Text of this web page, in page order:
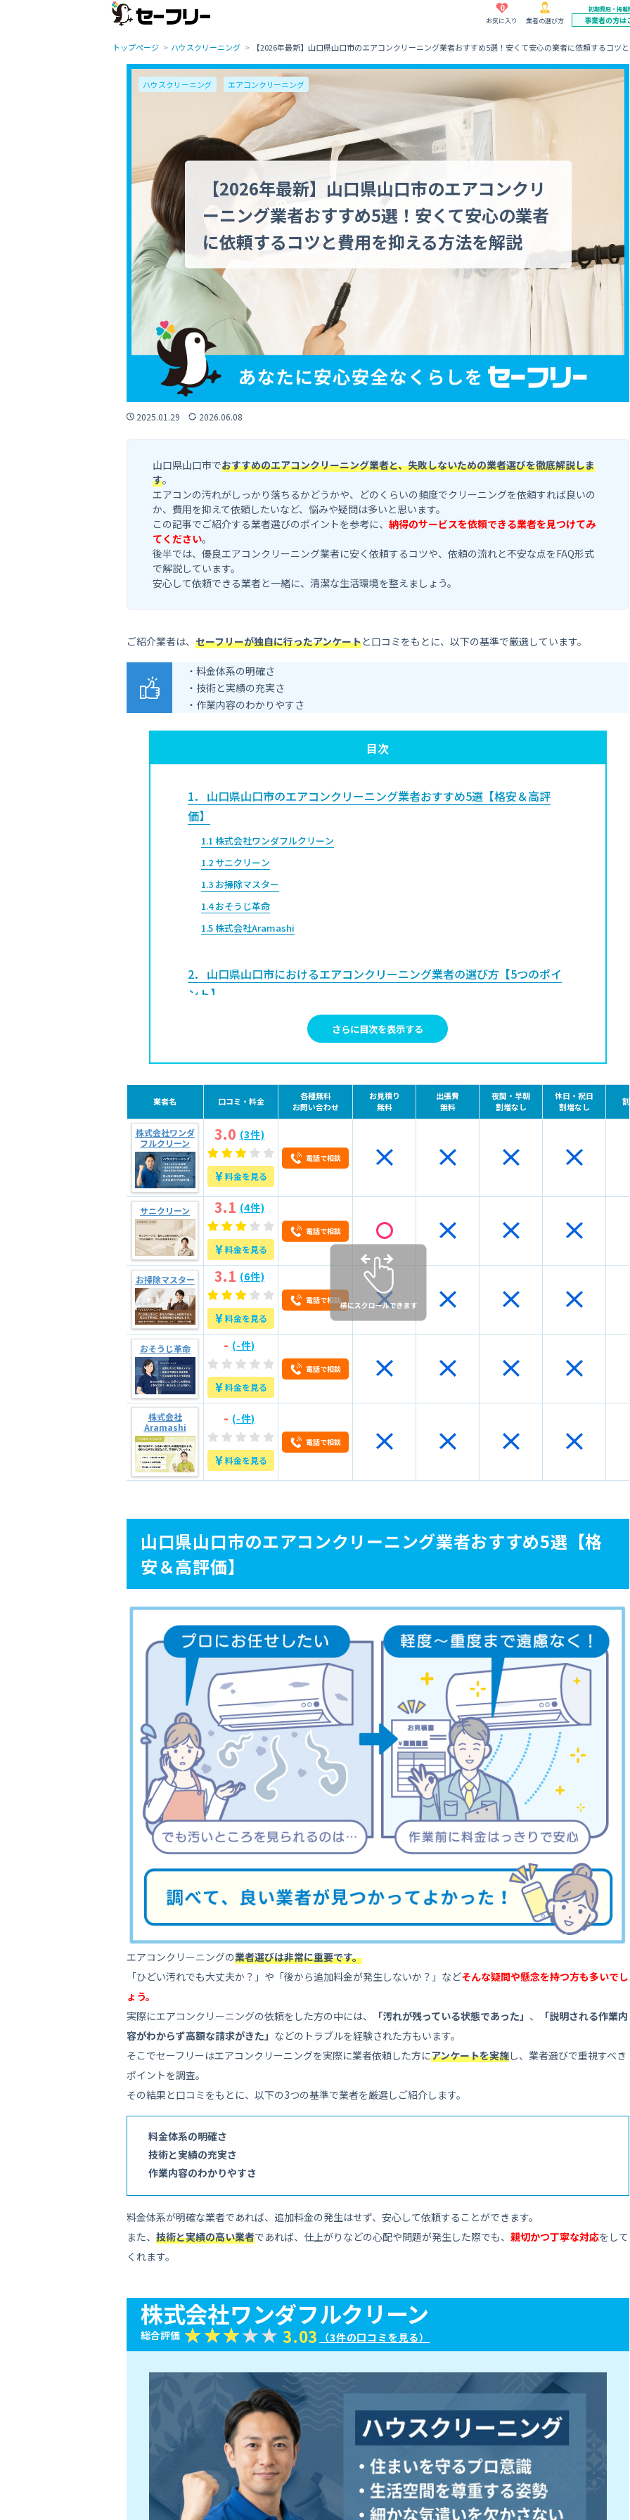
0
お気に入り 業者の選び方
初期費用・掲載
事業者の方は
トップページ ハウスクリーニング 【2026年最新】山口県山口市のエアコンクリーニング業者おすすめ5選！安くて安心の業者に依頼するコツ
【2026年最新】山口県山口市のエアコンクリ
ーニング業者おすすめ5選！安くて安心の業者
に依頼するコツと費用を抑える方法を解説
ハウスクリーニング エアコンクリーニング
2025.01.29 2026.06.08
山口県山口市でおすすめのエアコンクリーニング業者と、失敗しないための業者選びを徹底解説しま
す。
エアコンの汚れがしっかり落ちるかどうかや、どのくらいの頻度でクリーニングを依頼すれば良いの
か、費用を抑えて依頼したいなど、悩みや疑問は多いと思います。
この記事でご紹介する業者選びのポイントを参考に、 納得のサービスを依頼できる業者を見つけてみ
てください。
後半では、優良エアコンクリーニング業者に安く依頼するコツや、依頼の流れと不安な点をFAQ形式
で解説しています。
安心して依頼できる業者と一緒に、清潔な生活環境を整えましょう。
ご紹介業者は、 セーフリーが独自に行ったアンケートと口コミをもとに、以下の基準で厳選しています。
・料金体系の明確さ
・技術と実績の充実さ
・作業内容のわかりやすさ
目次
1
山口県山口市のエアコンクリーニング業者おすすめ5選【格安＆高評
価】
1.1 株式会社ワンダフルクリーン
1.2サニクリーン
1.3お掃除マスター
1.4おそうじ革命
1.5株式会社Aramashi
2
山口県山口市におけるエアコンクリーニング業者の選び方【5つのポイ
ント】
料金体系がわかりやすい
悪い口コミが集まっていない
2.3技術と実績は十分か
2.4作業内容のわかりやすさ
損害・品質保証の有無と期間の確認
3
山口県山口市でエアコンクリーニング業者に安く依頼する方法【4つの
コツ】
3.1複数の業者から見積もりを取る
3.2なるべくセットで依頼する（オプションパックの活用）
3.3定期サービスを利用して、1回あたりの費用を下げる
3.4安い業者を見つける
4 エアコンクリーニング依頼の流れ【4つのステップ】
5 【山口県山口市のエアコンクリーニング】まずはプロにご相談を！
さらに目次を表示する
業者名 口コミ・料金
各種無料
お問い合わせ
お見積り
無料
出張費
無料
夜間・早朝
割増なし
休日・祝日
割増なし
株式会社ワンダ
フルクリーン
3.0 (3件)
¥料金を見る
電話で相談
サニクリーン 3.1 (4件)
¥料金を見る
電話で相談
お掃除マスター 3.1 (6件)
¥料金を見る
電話で相談
おそうじ革命 - (-件)
¥料金を見る
電話で相談
株式会社
Aramashi
- (-件)
¥料金を見る
電話で相談
山口県山口市のエアコンクリーニング業者おすすめ5選【格
安＆高評価】
エアコンクリーニングの業者選びは非常に重要です。
「ひどい汚れでも大丈夫か？」や「後から追加料金が発生しないか？」などそんな疑問や懸念を持つ方も多いでし
ょう。
実際にエアコンクリーニングの依頼をした方の中には、
「汚れが残っている状態であった」 、
「説明される作業内
容がわからず高額な請求がきた」 などのトラブルを経験された方もいます。
そこでセーフリーはエアコンクリーニングを実際に業者依頼した方にアンケートを実施し、業者選びで重視すべき
ポイントを調査。
その結果と口コミをもとに、以下の3つの基準で業者を厳選しご紹介します。
料金体系の明確さ
技術と実績の充実さ
作業内容のわかりやすさ
料金体系が明確な業者であれば、追加料金の発生はせず、安心して依頼することができます。
また、 技術と実績の高い業者であれば、仕上がりなどの心配や問題が発生した際でも、 親切かつ丁寧な対応をして
くれます。
株式会社ワンダフルクリーン
総合評価 3.03 （3件の口コミを見る）